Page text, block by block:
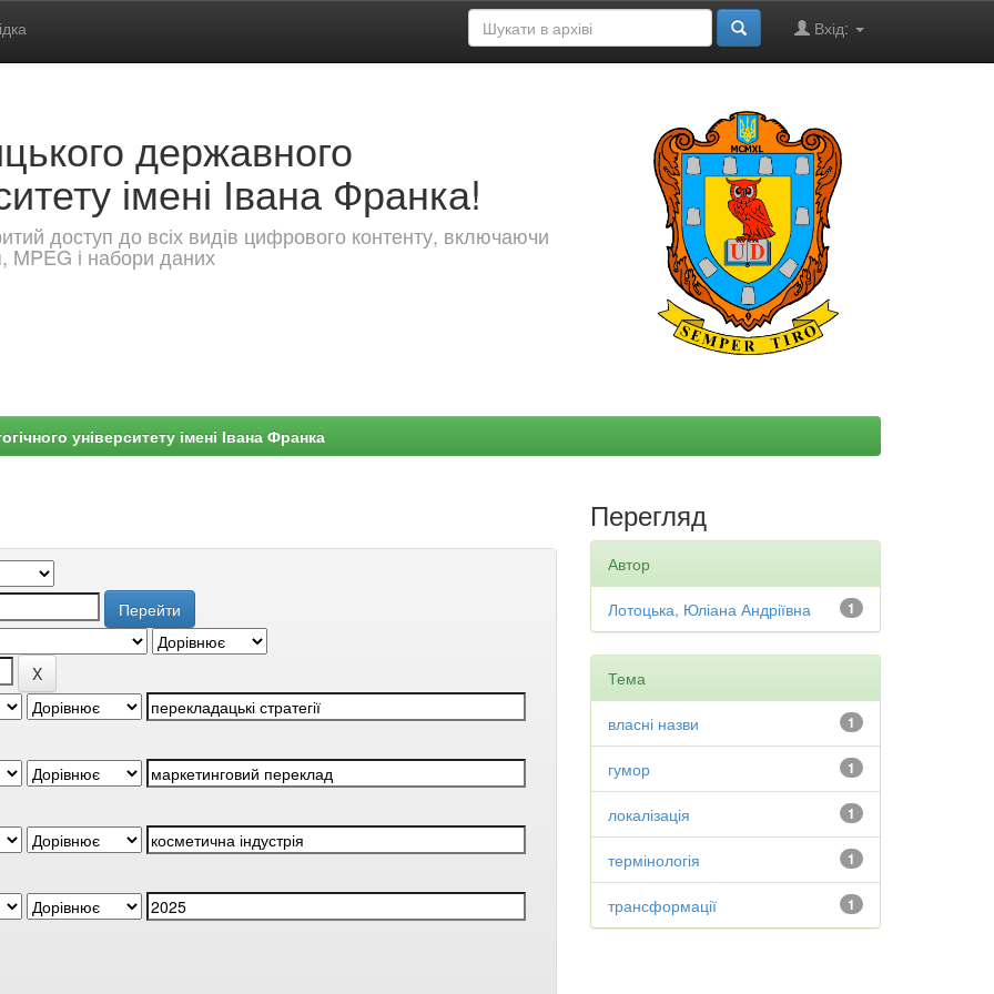
Вхід:
державного
імені Івана Франка!
доступ до всіх видів цифрового контенту, включаючи
MPEG і набори даних
університету імені Івана Франка
Перегляд
Автор
1
Лотоцька, Юліана Андріївна
Тема
1
власні назви
1
гумор
1
локалізація
1
термінологія
1
трансформації